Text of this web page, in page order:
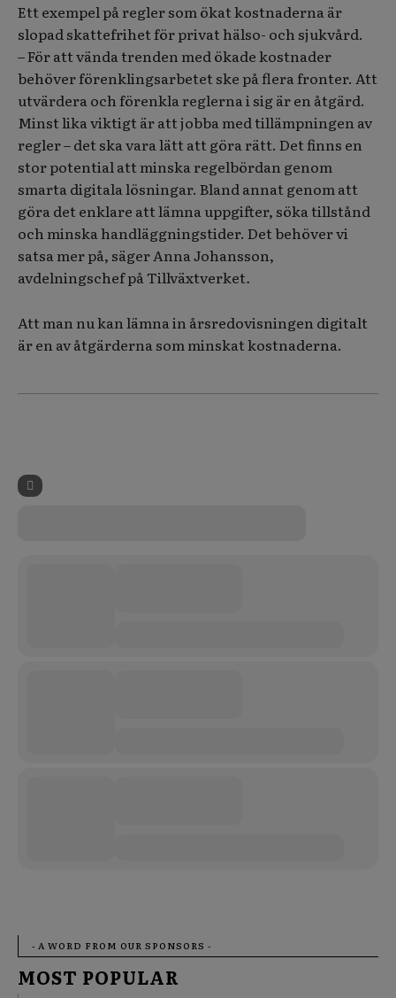
Ett exempel på regler som ökat kostnaderna är
slopad skattefrihet för privat hälso- och sjukvård.
– För att vända trenden med ökade kostnader
behöver förenklingsarbetet ske på flera fronter. Att
utvärdera och förenkla reglerna i sig är en åtgärd.
Minst lika viktigt är att jobba med tillämpningen av
regler – det ska vara lätt att göra rätt. Det finns en
stor potential att minska regelbördan genom
smarta digitala lösningar. Bland annat genom att
göra det enklare att lämna uppgifter, söka tillstånd
och minska handläggningstider. Det behöver vi
satsa mer på, säger Anna Johansson,
avdelningschef på Tillväxtverket.
Att man nu kan lämna in årsredovisningen digitalt
är en av åtgärderna som minskat kostnaderna.
- A WORD FROM OUR SPONSORS -
MOST POPULAR